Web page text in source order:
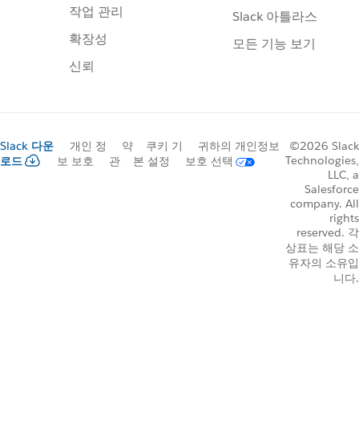
작업 관리
확장성
신뢰
Slack 아틀라스
모든 기능 보기
Slack 다운
로드
개인 정
보 보호
약
관
쿠키 기
본 설정
귀하의 개인정보
보호 선택
©2026 Slack
Technologies,
LLC, a
Salesforce
company. All
rights
reserved. 각
상표는 해당 소
유자의 소유입
니다.